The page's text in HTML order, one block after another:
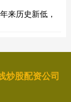
来历史新低，
炒股配资公司